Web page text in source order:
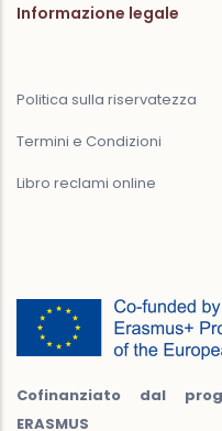
Informazione legale
Politica sulla riservatezza
Termini e Condizioni
Libro reclami online
Cofinanziato dal
ERASMUS